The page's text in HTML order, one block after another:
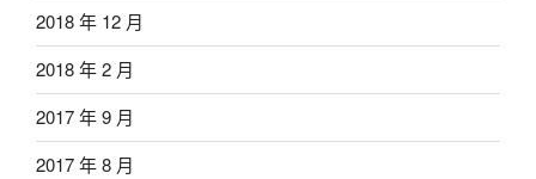
2018 年 12 月
2018 年 2 月
2017 年 9 月
2017 年 8 月